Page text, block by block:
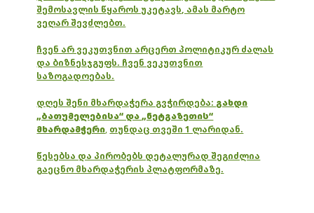
შემოსავლის წყაროს უკეტავს, ამას მარტო
ვეღარ შევძლებთ.
ჩვენ არ ვეკუთვნით არცერთ პოლიტიკურ ძალას
და ბიზნესჯგუფს. ჩვენ ვეკუთვნით
საზოგადოებას.
დღეს შენი მხარდაჭერა გვჭირდება: გახდი
„ბათუმელებისა“ და „ნეტგაზეთის“
მხარდამჭერი, თუნდაც თვეში 1 ლარიდან.
წესებსა და პირობებს დეტალურად შეგიძლია
გაეცნო მხარდაჭერის პლატფორმაზე.